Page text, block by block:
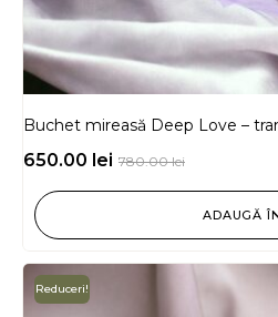
Buchet mireasă Deep Love –
780.00lei
650.00 lei
ADAUGĂ
Reduceri!